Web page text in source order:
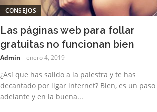
CONSEJOS
Las páginas web para follar
gratuitas no funcionan bien
Admin enero 4, 2019
¿Así que has salido a la palestra y te has
decantado por ligar internet? Bien, es un paso
adelante y en la buena...